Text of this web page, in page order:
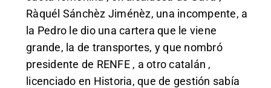
Ràquél Sánchèz Jiménèz, una incompente, a
la Pedro le dio una cartera que le viene
grande, la de transportes, y que nombró
presidente de RENFE , a otro catalán ,
licenciado en Historia, que de gestión sabía